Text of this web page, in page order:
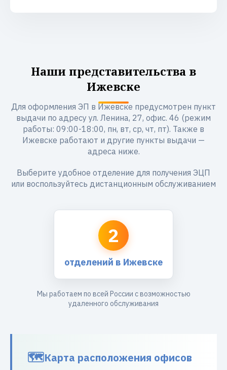
Наши представительства в
Ижевске
Для оформления ЭП в Ижевске предусмотрен пункт
выдачи по адресу ул. Ленина, 27, офис. 46 (режим
работы: 09:00-18:00, пн, вт, ср, чт, пт). Также в
Ижевске работают и другие пункты выдачи —
адреса ниже.
Выберите удобное отделение для получения ЭЦП
или воспользуйтесь дистанционным обслуживанием
2
отделений в Ижевске
Мы работаем по всей России с возможностью
удаленного обслуживания
Карта расположения офисов